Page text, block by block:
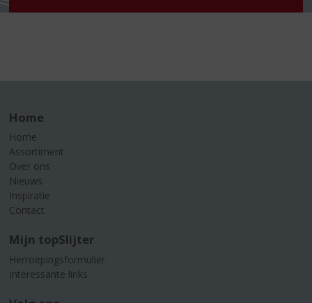
Home
Home
Assortiment
Over ons
Nieuws
Inspiratie
Contact
Mijn topSlijter
Herroepingsformulier
Interessante links